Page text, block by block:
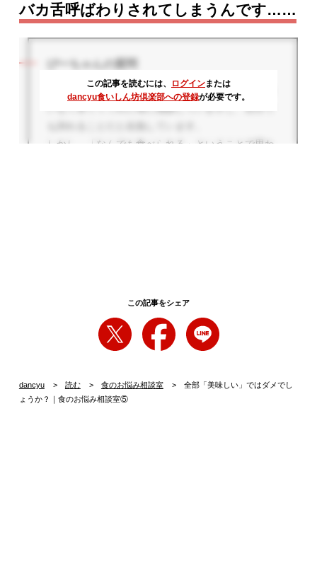
バカ舌呼ばわりされてしまうんです……
この記事を読むには、 ログインまたは
dancyu食いしん坊倶楽部への登録が必要です。
私は「好き嫌い」が一切ありません。これは好き嫌
しかし、「なんでも食べられる」ということで思わ
です。自分から決めることはありません。
特別に大好き！なものもないんです。全部一律に好
きなんです。もちろん「衝撃的に美味しい!!なんじゃ
食します。残しません。以前、なんでも美味しいと
この記事をシェア
dancyu 読む 食のお悩み相談室
全部「美味しい」ではダメでし
ょうか？｜食のお悩み相談室⑤